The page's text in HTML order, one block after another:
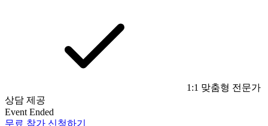
1:1 맞춤형 전문가
상담 제공
Event Ended
무료 참가 신청하기